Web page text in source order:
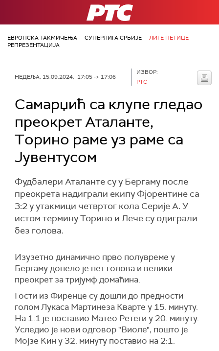
РТС
ЕВРОПСКА ТАКМИЧЕЊА СУПЕРЛИГА СРБИЈЕ
ЛИГЕ ПЕТИЦЕ
РЕПРЕЗЕНТАЦИЈА
НЕДЕЉА, 15.09.2024, 17:05 -> 17:06
ИЗВОР:
РТС
Самарџић са клупе гледао
преокрет Аталанте,
Тoрино раме уз раме са
Јувентусом
Фудбалери Аталанте су у Бергаму после
преокрета надиграли екипу Фјорентине са
3:2 у утакмици четвртог кола Серије А. У
истом термину Торино и Лече су одиграли
без голова.
Изузетно динамично прво полувреме у
Бергаму донело је пет голова и велики
преокрет за тријумф домаћина.
Гости из Фиренце су дошли до предности
голом Лукаса Мартинеза Кварте у 15. минуту.
На 1:1 је поставио Матео Ретеги у 20. минуту.
Уследио је нови одговор "Виоле", пошто је
Мојзе Кин у 32. минуту поставио на 2:1.